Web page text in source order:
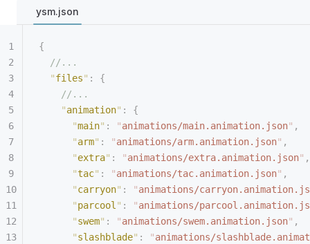
ysm.json
{
  //...
  "
files" :
{
    //...
    "
animation" :
{
      "
main" : "animations/main.animation.json" ,
      "
arm" : "animations/arm.animation.json" ,
      "
extra" : "animations/extra.animation.json" ,
      "
tac" : "animations/tac.animation.json" ,
      "
carryon" : "animations/
      "
parcool " : "animations/
      "
swem" : "animations/swem.animation.json" ,
      "
slashblade" : "animations/